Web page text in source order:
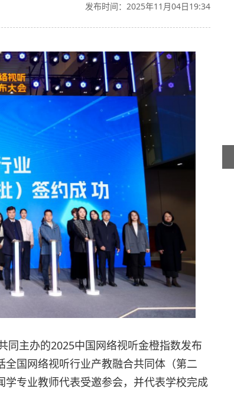
发布时间：2025年11月04日19:34
同主办的2025中国网络视听金橙指数发布
国网络视听行业产教融合共同体（第二
专业教师代表受邀参会，并代表学校完成